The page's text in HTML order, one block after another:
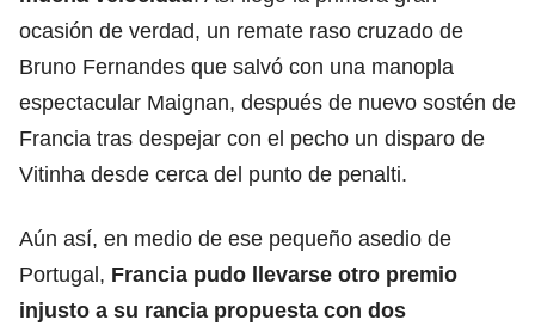
ocasión de verdad, un remate raso cruzado de
Bruno Fernandes que salvó con una manopla
espectacular Maignan, después de nuevo sostén de
Francia tras despejar con el pecho un disparo de
Vitinha desde cerca del punto de penalti.
Aún así, en medio de ese pequeño asedio de
Portugal, Francia pudo llevarse otro premio
injusto a su rancia propuesta con dos